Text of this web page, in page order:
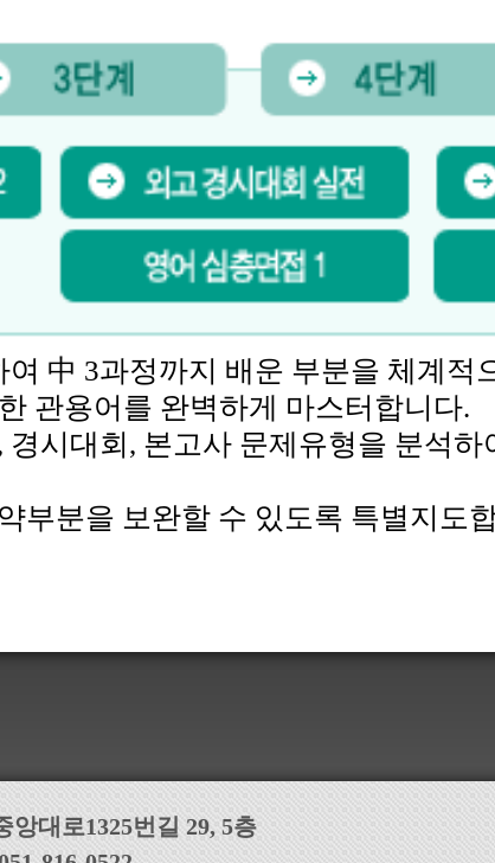
中 3과정까지 배운 부분을 체계적
관용어를 완벽하게 마스터합니다.
시대회, 본고사 문제유형을 분석하
부분을 보완할 수 있도록 특별지도
앙대로1325번길 29, 5층